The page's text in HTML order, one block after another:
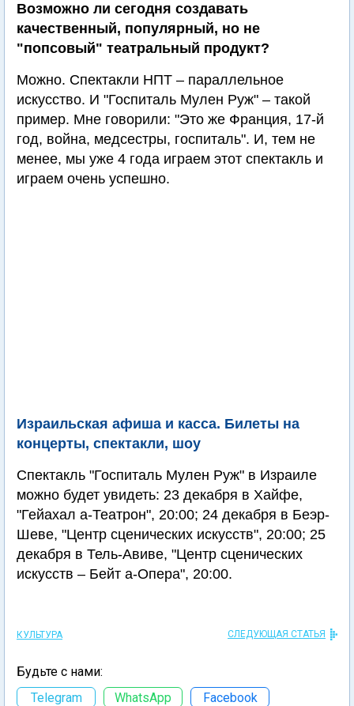
Возможно ли сегодня создавать
качественный, популярный, но не
"попсовый" театральный продукт?
Можно. Спектакли НПТ – параллельное
искусство. И "Госпиталь Мулен Руж" – такой
пример. Мне говорили: "Это же Франция, 17-й
год, война, медсестры, госпиталь". И, тем не
менее, мы уже 4 года играем этот спектакль и
играем очень успешно.
Израильская афиша и касса. Билеты на
концерты, спектакли, шоу
Спектакль "Госпиталь Мулен Руж" в Израиле
можно будет увидеть: 23 декабря в Хайфе,
"Гейахал а-Театрон", 20:00; 24 декабря в Беэр-
Шеве, "Центр сценических искусств", 20:00; 25
декабря в Тель-Авиве, "Центр сценических
искусств – Бейт а-Опера", 20:00.
КУЛЬТУРА СЛЕДУЮЩАЯ СТАТЬЯ
Будьте с нами:
Telegram
WhatsApp Facebook